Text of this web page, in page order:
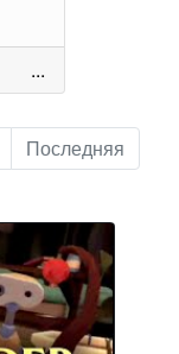
...
Последняя